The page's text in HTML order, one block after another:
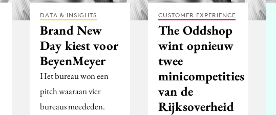
DATA & INSIGHTS
Brand New
Day kiest voor
BeyenMeyer
Het bureau won een
pitch waaraan vier
bureaus meededen.
CUSTOMER EXPERIENCE
The Oddshop
wint opnieuw
twee
minicompetities
van de
Rijksoverheid